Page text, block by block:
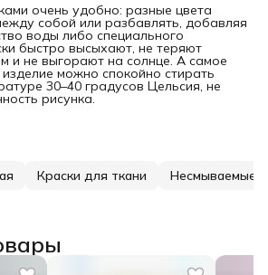
очень удобно: разные цвета
собой или разбавлять, добавляя
воды либо специального
быстро высыхают, не теряют
и не выгорают на солнце. А самое
можно спокойно стирать
30–40 градусов Цельсия, не
рисунка.
Краски для ткани Несмываемые